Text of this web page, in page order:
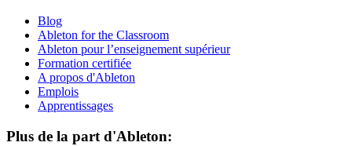
Blog
Ableton for the Classroom
Ableton pour l’enseignement supérieur
Formation certifiée
A propos d'Ableton
Emplois
Apprentissages
Plus de la part d'Ableton: